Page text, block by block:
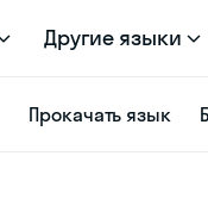
Другие языки
Прокачать язык